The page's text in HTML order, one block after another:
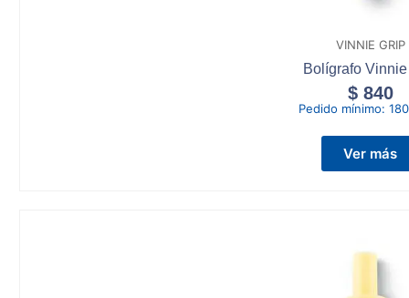
VINNIE GRIP
Bolígrafo
$840
Pedido mínimo:
Ver más